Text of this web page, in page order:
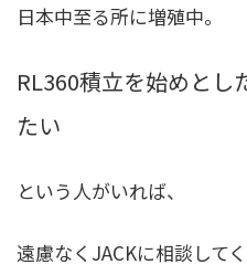
日本中至る所に増殖中。
RL360積立を始めとし
たい
という人がいれば、
遠慮なくJACKに相談してく